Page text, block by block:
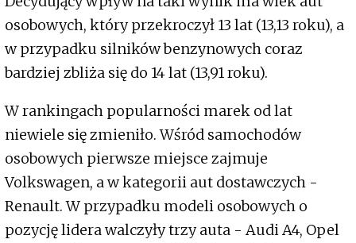
osobowych, który przekroczył 13 lat (13,13 roku), a
w przypadku silników benzynowych coraz
bardziej zbliża się do 14 lat (13,91 roku).
W rankingach popularności marek od lat
niewiele się zmieniło. Wśród samochodów
osobowych pierwsze miejsce zajmuje
Volkswagen, a w kategorii aut dostawczych -
Renault. W przypadku modeli osobowych o
pozycję lidera walczyły trzy auta - Audi A4, Opel